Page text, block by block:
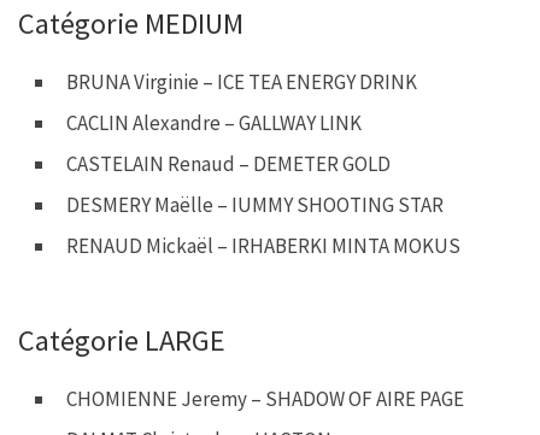
Catégorie MEDIUM
BRUNA Virginie – ICE TEA ENERGY DRINK
CACLIN Alexandre – GALLWAY LINK
CASTELAIN Renaud – DEMETER GOLD
DESMERY Maëlle – IUMMY SHOOTING STAR
RENAUD Mickaël – IRHABERKI MINTA MOKUS
Catégorie LARGE
CHOMIENNE Jeremy – SHADOW OF AIRE PAGE